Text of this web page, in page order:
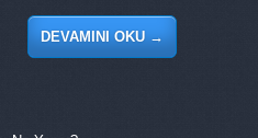
DEVAMINI OKU→